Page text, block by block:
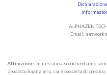
ALPHAZEN
Email:
Attenzione: In nessun caso richiediamo
prodotto finanziario, sia esso carta di